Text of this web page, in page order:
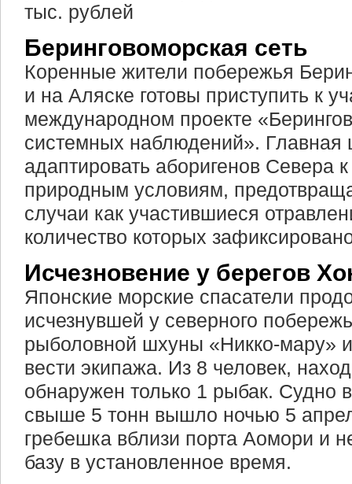
тыс. рублей
Беринговоморская сеть
Коренные жители побережья
и на Аляске готовы приступить к
международном проекте
системных наблюдений». Главная
адаптировать аборигенов Севера
природным условиям,
случаи как участившиеся
количество которых
Исчезновение у берегов
Японские морские спасатели
исчезнувшей у северного
рыболовной шхуны «Никко-мару»
вести экипажа. Из 8 человек,
обнаружен только 1 рыбак. Судно
свыше 5 тонн вышло ночью 5
гребешка вблизи порта Аомори и
базу в установленное время.